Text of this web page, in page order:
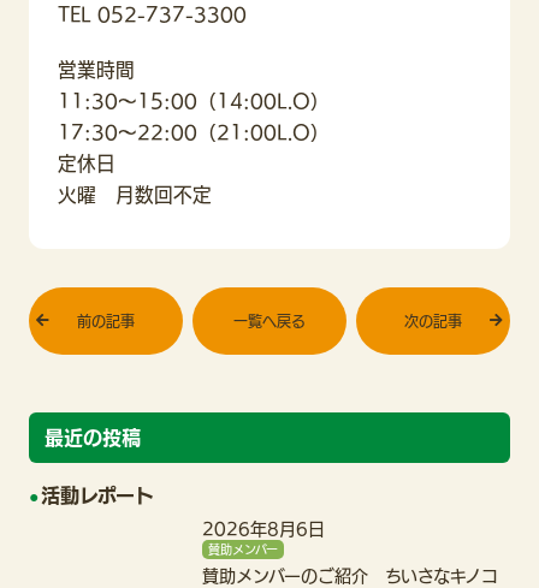
TEL 052-737-3300
営業時間
11:30〜15:00（14:00L.O）
17:30〜22:00（21:00L.O）
定休日
火曜 月数回不定
前の記事 一覧へ戻る 次の記事
最近の投稿
活動レポート
2026年8月6日
賛助メンバー
賛助メンバーのご紹介 ちいさなキノコ